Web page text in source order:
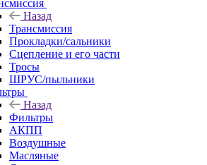
Назад
Трансмиссия
Прокладки/сальники
Сцепление и его части
Тросы
ШРУС/пыльники
Назад
Фильтры
АКПП
Воздушные
Масляные